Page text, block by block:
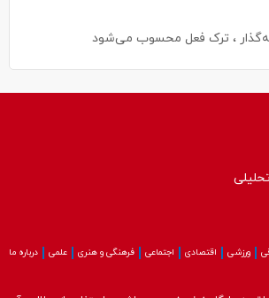
، ترک فعل محسوب می‌شود
ورزشی اقتصادی اجتماعی فرهنگی و هنری علمی درباره ما